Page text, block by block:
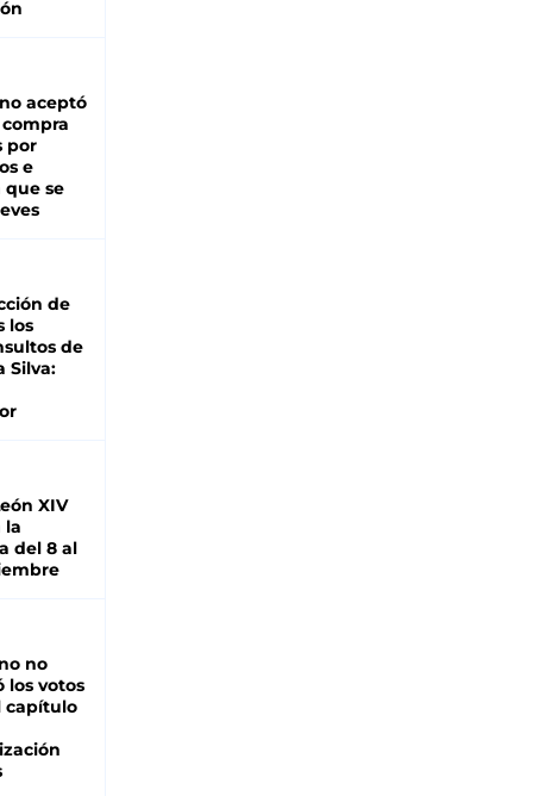
aceptó
por
e
se
de
los
de
Silva:
XIV
la
del 8 al
no
los votos
capítulo